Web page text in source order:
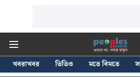
খবরাখবর ভিডিও মতে বিমতে